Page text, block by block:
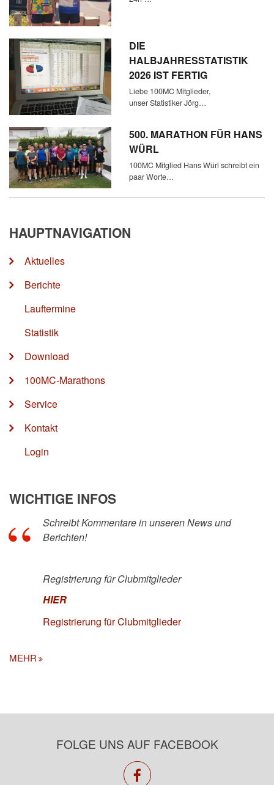
DIE
HALBJAHRESSTATISTIK
2026 IST FERTIG
Liebe 100MC Mitglieder,
unser Statistiker Jörg…
500. MARATHON FÜR HANS
WÜRL
100MC Mitglied Hans Würl schreibt ein
paar Worte…
HAUPTNAVIGATION
Aktuelles
Berichte
Lauftermine
Statistik
Download
100MC-Marathons
Service
Kontakt
Login
WICHTIGE INFOS
Schreibt Kommentare in unseren News und
Berichten!
Registrierung für Clubmitglieder
HIER
Registrierung für Clubmitglieder
MEHR
FOLGE UNS AUF FACEBOOK
facebook